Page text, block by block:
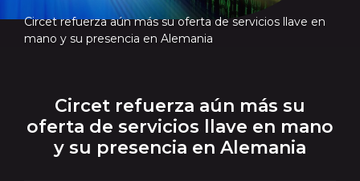
Circet refuerza aún más su oferta de servicios llave en
mano y su presencia en Alemania
Circet refuerza aún más su
oferta de servicios llave en mano
y su presencia en Alemania